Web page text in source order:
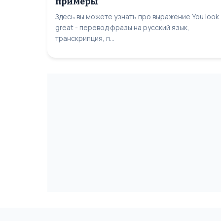
Здесь вы можете узнать про выражение You look
great - перевод фразы на русский язык,
транскрипция, п...